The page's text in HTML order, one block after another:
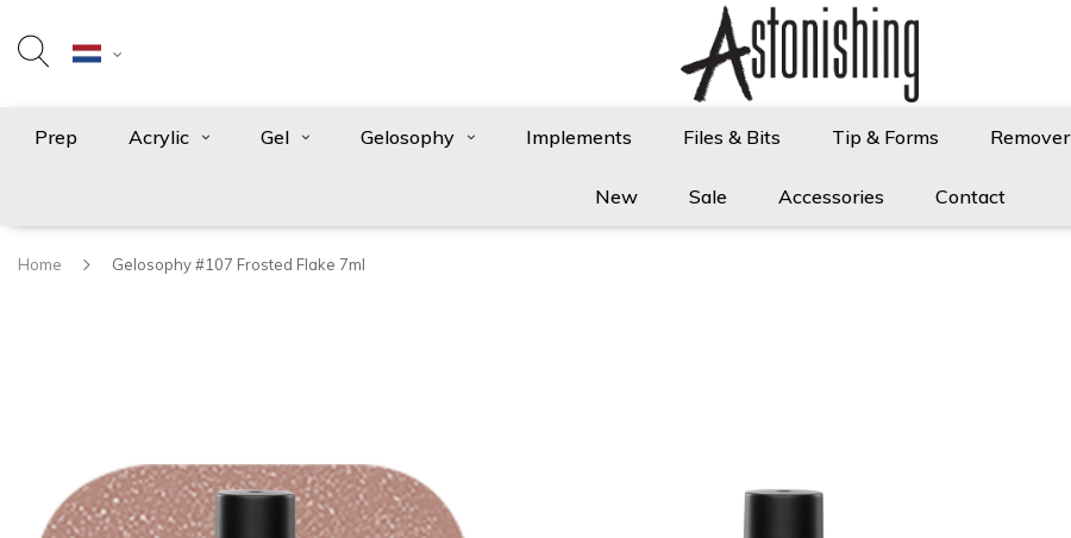
Prep Acrylic Gel Gelosophy Implements Files & Bits Tip & Forms Remover
New Sale Accessories Contact
Home Gelosophy #107 Frosted Flake 7ml